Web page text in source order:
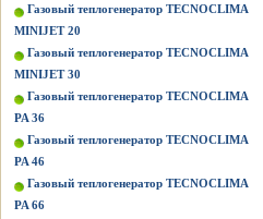
Газовый теплогенератор TECNOCLIMA
MINIJET 20
Газовый теплогенератор TECNOCLIMA
MINIJET 30
Газовый теплогенератор TECNOCLIMA
PA 36
Газовый теплогенератор TECNOCLIMA
PA 46
Газовый теплогенератор TECNOCLIMA
PA 66